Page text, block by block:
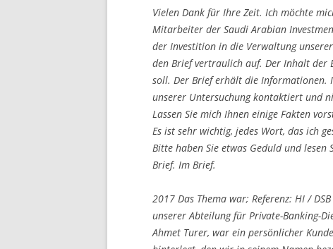
Vielen Dank für Ihre Zeit. Ich möchte
Mitarbeiter der Saudi Arabian
der Investition in die Verwaltung
den Brief vertraulich auf. Der Inhalt der
soll. Der Brief erhält die Informationen.
unserer Untersuchung kontaktiert und
Lassen Sie mich Ihnen einige Fakten
Es ist sehr wichtig, jedes Wort, das ich
Bitte haben Sie etwas Geduld und
Brief. Im Brief.
2017 Das Thema war; Referenz: HI /
unserer Abteilung für Private-Banking-
Ahmet Turer, war ein persönlicher